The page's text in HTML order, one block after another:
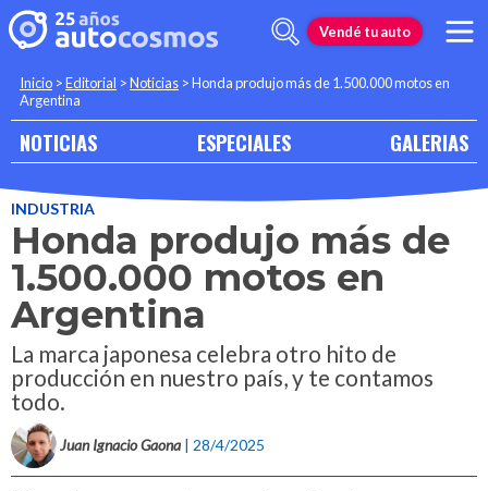
Vendé tu auto
Inicio >Editorial >Noticias >Honda produjo más de 1.500.000 motos en
Argentina
NOTICIAS ESPECIALES GALERIAS
INDUSTRIA
Honda produjo más de
1.500.000 motos en
Argentina
La marca japonesa celebra otro hito de
producción en nuestro país, y te contamos
todo.
Juan Ignacio Gaona | 28/4/2025